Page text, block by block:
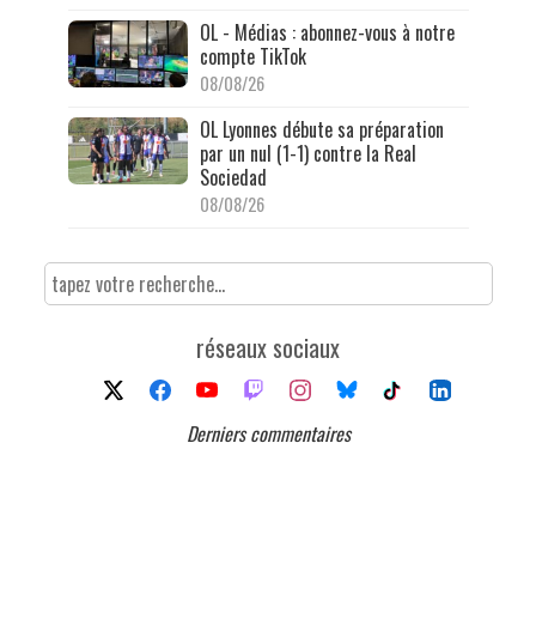
OL - Médias : abonnez-vous à notre
compte TikTok
08/08/26
OL Lyonnes débute sa préparation
par un nul (1-1) contre la Real
Sociedad
08/08/26
réseaux sociaux
Derniers commentaires